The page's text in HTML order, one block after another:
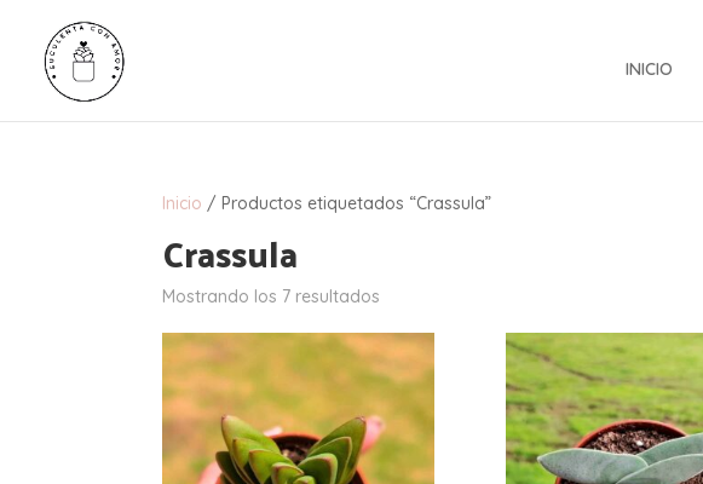
INICIO
Inicio / Productos etiquetados “Crassula”
Crassula
Mostrando los 7 resultados